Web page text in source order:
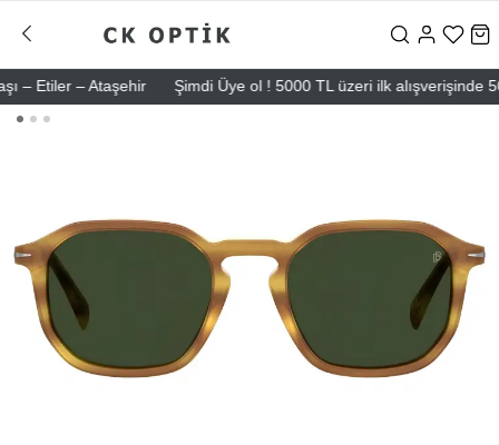
– Ataşehir Şimdi Üye ol ! 5000 TL üzeri ilk alışverişinde 500